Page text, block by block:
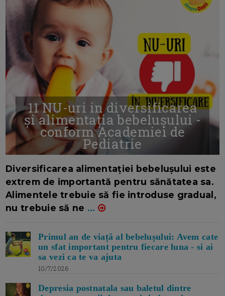
11 NU-uri in diversificarea
și alimentația bebelușului -
conform Academiei de
Pediatrie
Diversificarea alimentației bebelușului este
extrem de importantă pentru sănătatea sa.
Alimentele trebuie să fie introduse gradual,
nu trebuie să ne ...
Primul an de viață al bebelușului: Avem cate
un sfat important pentru fiecare luna - si ai
sa vezi ca te va ajuta
10/7/2026
Depresia postnatala sau baletul dintre